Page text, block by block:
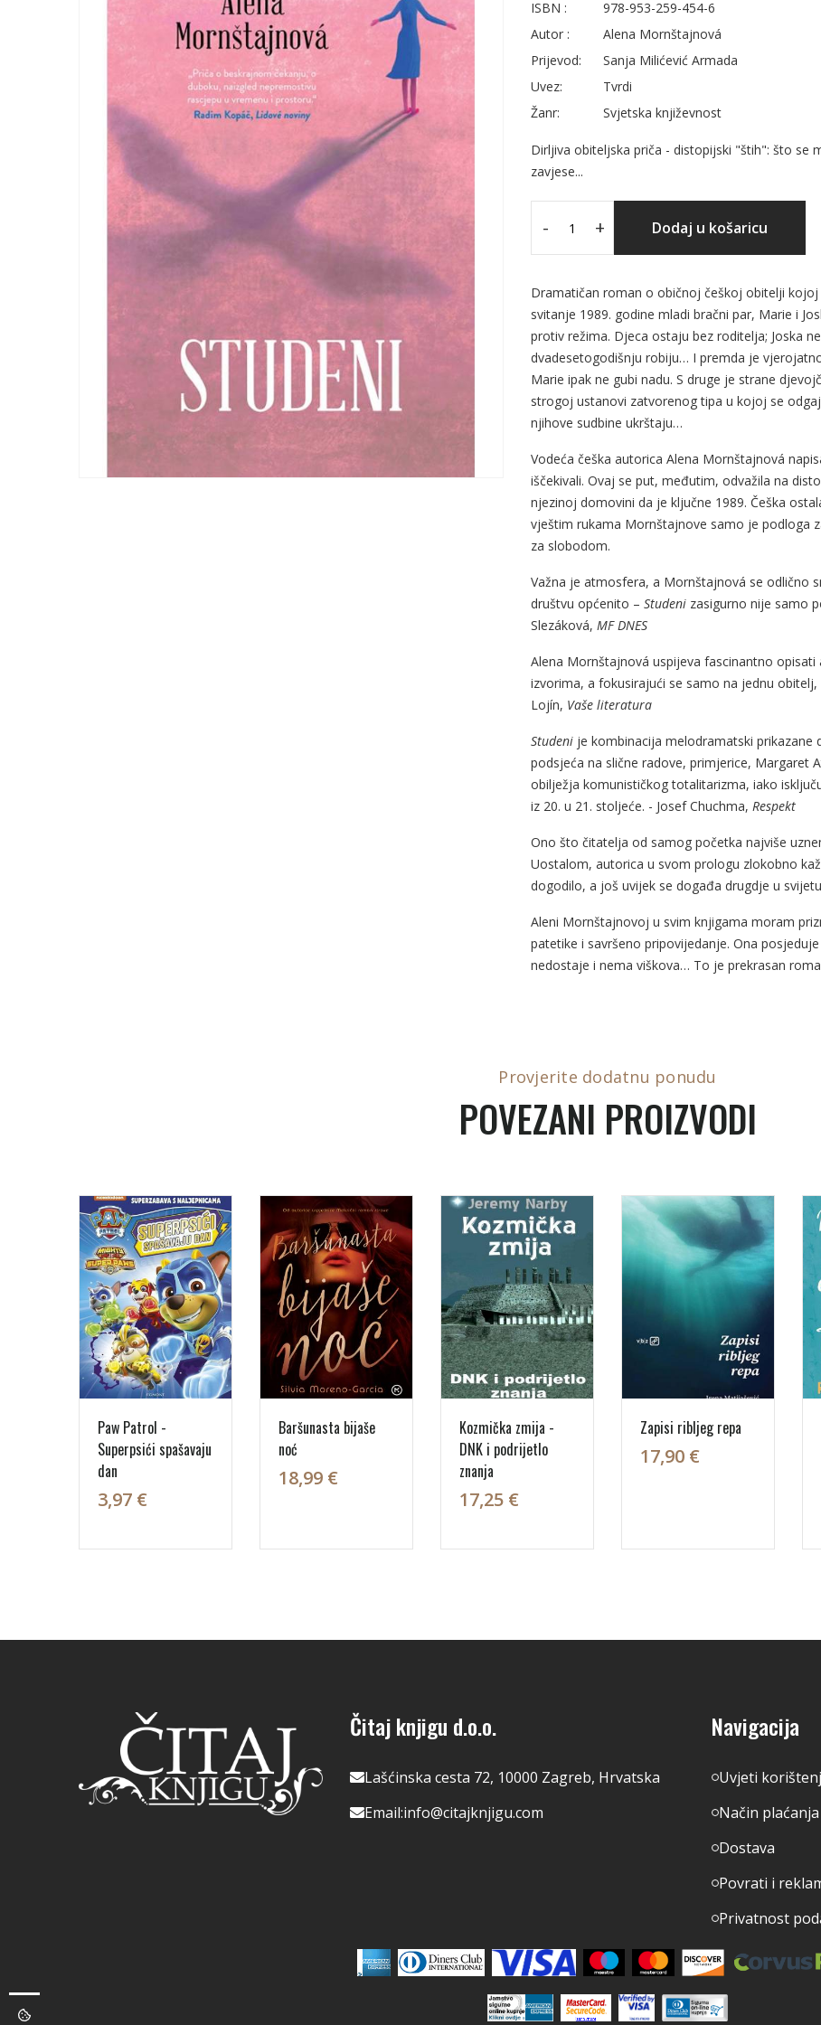
ISBN :
978-953-259-454-6
Autor :
Alena Mornštajnová
Prijevod:
Sanja Milićević Armada
Uvez:
Tvrdi
Žanr:
Svjetska književnost
Dirljiva obiteljska priča - distopijski "štih": što se
zavjese...
- + Dodaj u košaricu
Dramatičan roman o običnoj češkoj obitelji
svitanje 1989. godine mladi bračni par, Marie i
protiv režima. Djeca ostaju bez roditelja; Joska
dvadesetogodišnju robiju… I premda je
Marie ipak ne gubi nadu. S druge je strane
strogoj ustanovi zatvorenog tipa u kojoj se
njihove sudbine ukrštaju…
Vodeća češka autorica Alena Mornštajnová
iščekivali. Ovaj se put, međutim, odvažila na
njezinoj domovini da je ključne 1989. Češka
vještim rukama Mornštajnove samo je podloga
za slobodom.
Važna je atmosfera, a Mornštajnová se odlično
društvu općenito – Studeni zasigurno nije samo
Slezáková, MF DNES
Alena Mornštajnová uspijeva fascinantno
izvorima, a fokusirajući se samo na jednu
Lojín, Vaše literatura
Studeni je kombinacija melodramatski
podsjeća na slične radove, primjerice, Margaret
obilježja komunističkog totalitarizma, iako
iz 20. u 21. stoljeće. - Josef Chuchma, Respekt
Ono što čitatelja od samog početka najviše
Uostalom, autorica u svom prologu zlokobno
dogodilo, a još uvijek se događa drugdje u
Aleni Mornštajnovoj u svim knjigama moram
patetike i savršeno pripovijedanje. Ona
nedostaje i nema viškova… To je prekrasan
Provjerite dodatnu ponudu
POVEZANI PROIZVODI
Paw Patrol -
Superpsići spašavaju
dan
3,97 €
Baršunasta bijaše
noć
18,99 €
Kozmička zmija -
DNK i podrijetlo
znanja
17,25 €
Zapisi ribljeg repa
17,90 €
Čitaj knjigu d.o.o.
Lašćinska cesta 72, 10000 Zagreb, Hrvatska
Email:info@citajknjigu.com
Navigacija
Uvjeti
Način plaćanja
Dostava
Povrati i
Privatnost